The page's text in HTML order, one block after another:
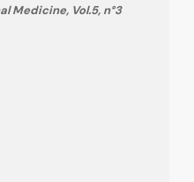
Medicine, Vol.5, n°3